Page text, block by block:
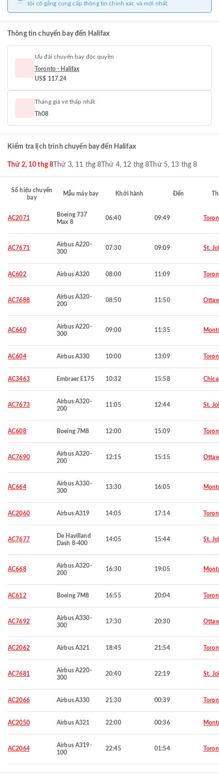
tôi cố gắng cung cấp thông tin chính xác và mới nhất.
Thông tin chuyến bay đến Halifax
Ưu đãi chuyến bay độc quyền
Toronto - Halifax
US$ 117.24
Tháng giá vé thấp nhất
Th08
Kiểm tra lịch trình chuyến bay đến Halifax
Thứ 2, 10 thg 8 Thứ 3, 11 thg 8 Thứ 4, 12 thg 8 Thứ 5, 13 thg 8
Số hiệu chuyến
bay
Mẫu máy bay Khởi hành Đến
AC2071
Boeing 737
Max 8
06:40 09:49
AC7671
Airbus A220-
300
07:30 09:09 St.
AC602 Airbus A320 08:00 11:09
AC7688
Airbus A320-
200
08:50 11:50
AC660
Airbus A220-
300
09:00 11:35
AC604 Airbus A330 10:00 13:09
AC3463 Embraer E175 10:32 15:58
AC7673
Airbus A320-
200
11:05 12:44 St.
AC608 Boeing 7M8 12:00 15:09
AC7690
Airbus A320-
200
12:15 15:15
AC664
Airbus A330-
300
13:30 16:05
AC2060 Airbus A319 14:05 17:14
AC7677
De Havilland
Dash 8-400
14:05 15:44 St.
AC668
Airbus A320-
200
16:30 19:05
AC612 Boeing 7M8 16:55 20:04
AC7692
Airbus A330-
300
17:30 20:30
AC2062 Airbus A321 18:45 21:54
AC7681
Airbus A220-
300
20:40 22:19 St.
AC2066 Airbus A330 21:30 00:39
AC2050 Airbus A321 22:00 00:36
AC2064
Airbus A319-
100
22:45 01:54